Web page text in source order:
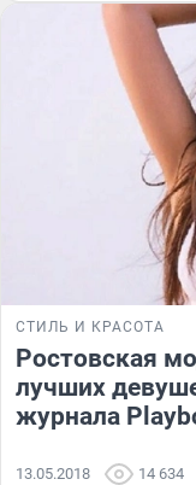
СТИЛЬ И КРАСОТА
Ростовская
лучших
журнала
13.05.2018 14 634